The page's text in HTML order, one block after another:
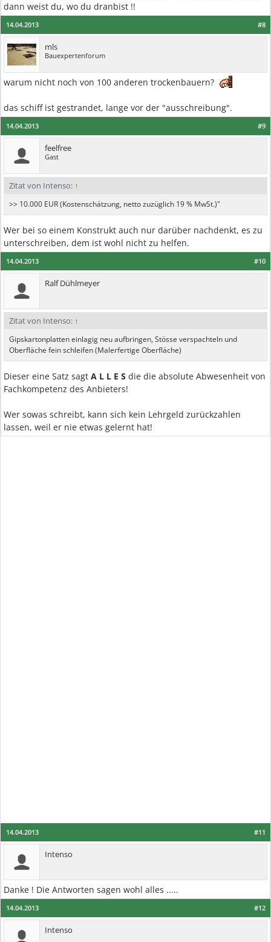
dann weist du, wo du dranbist !!
#8
14.04.2013
mls
Bauexpertenforum
warum nicht noch von 100 anderen trockenbauern?
das schiff ist gestrandet, lange vor der "ausschreibung".
#9
14.04.2013
feelfree
Gast
Zitat von Intenso: ↑
>> 10.000 EUR (Kostenschätzung, netto zuzüglich 19 % MwSt.)"
Wer bei so einem Konstrukt auch nur darüber nachdenkt, es zu
unterschreiben, dem ist wohl nicht zu helfen.
#10
14.04.2013
Ralf Dühlmeyer
Zitat von Intenso: ↑
Gipskartonplatten einlagig neu aufbringen, Stösse verspachteln und
Oberfläche fein schleifen (Malerfertige Oberfläche)
Dieser eine Satz sagt A L L E S die die absolute Abwesenheit von
Fachkompetenz des Anbieters!
Wer sowas schreibt, kann sich kein Lehrgeld zurückzahlen
lassen, weil er nie etwas gelernt hat!
#11
14.04.2013
Intenso
Danke ! Die Antworten sagen wohl alles .....
#12
14.04.2013
Intenso